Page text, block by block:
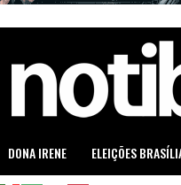
DONA IRENE ELEIÇÕES